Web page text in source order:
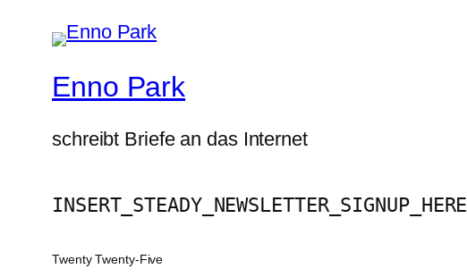
Enno Park
schreibt Briefe an das Internet
INSERT_STEADY_NEWSLETTER_SIGNUP_HERE
Twenty Twenty-Five